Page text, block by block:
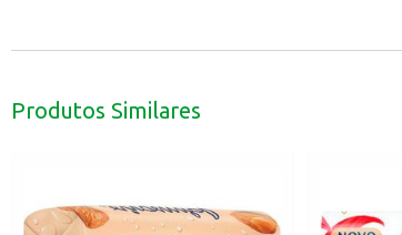
Produtos Similares